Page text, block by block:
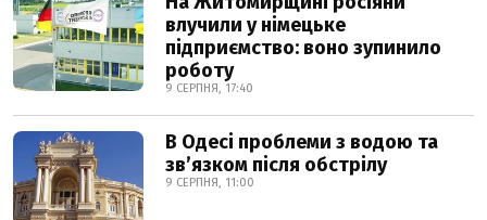
влучили у німецьке
підприємство: воно зупинило
роботу
9 СЕРПНЯ, 17:40
В Одесі проблеми з водою та
звʼязком після обстрілу
9 СЕРПНЯ, 11:00